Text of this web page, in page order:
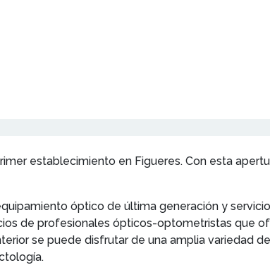
establecimiento en Figueres. Con esta
óptico de última generación y
de profesionales ópticos-optometristas que
se puede disfrutar de una amplia variedad de